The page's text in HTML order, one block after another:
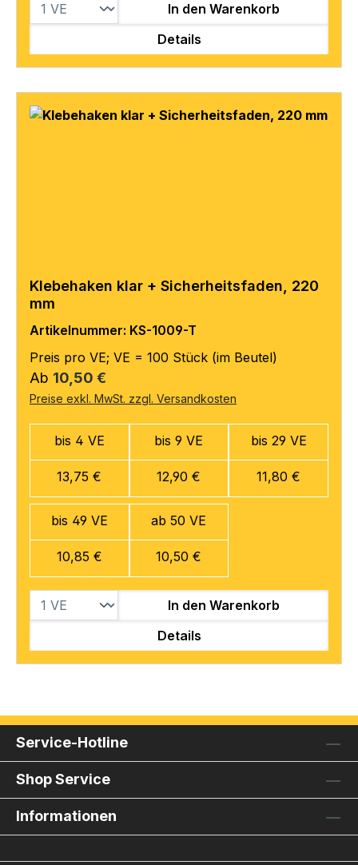
In den Warenkorb
Details
Klebehaken klar + Sicherheitsfaden, 220
mm
Artikelnummer: KS-1009-T
Preis pro VE; VE = 100 Stück (im Beutel)
Regulärer Preis:
Ab 10,50 €
Preise exkl. MwSt. zzgl. Versandkosten
bis 4 VE
13,75 €
bis 9 VE
12,90 €
bis 29 VE
11,80 €
bis 49 VE
10,85 €
ab 50 VE
10,50 €
In den Warenkorb
Details
Service-Hotline
Shop Service
Informationen